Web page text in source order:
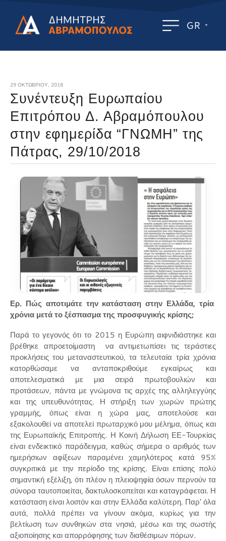
GR
29 ΟΚΤΩΒΡΊΟΥ, 2018
Συνέντευξη Ευρωπαίου
Επιτρόπου Δ. Αβραμόπουλου
στην εφημερίδα “ΓΝΩΜΗ” της
Πάτρας, 29/10/2018
Ερ. Πώς αποτιμάτε την κατάσταση στην Ελλάδα, τρία
χρόνια μετά το ξέσπασμα της προσφυγικής κρίσης;
Παρά το γεγονός ότι το 2015 η Ευρώπη αιφνιδιάστηκε και
βρέθηκε απροετοίμαστη να αντιμετωπίσει τις τεράστιες
προκλήσεις του μεταναστευτικού, τα τελευταία τρία χρόνια
κατορθώσαμε να ανταποκριθούμε εγκαίρως και
αποτελεσματικά με μια σειρά πρωτοβουλιών και
προτάσεων, πάντα με γνώμονα τις αρχές της αλληλεγγύης
και της υπευθυνότητας. Η στήριξη των χωρών πρώτης
γραμμής, όπως είναι η χώρα μας, αποτελούσε και
εξακολουθεί να αποτελεί πρωταρχικό μου μέλημα, όπως και
της Ευρωπαϊκής Επιτροπής. Η Κοινή Δήλωση ΕΕ-Τουρκίας
είναι ενδεικτικό παράδειγμα, καθώς σήμερα ο αριθμός των
ημερήσιων αφίξεων παραμένει χαμηλότερος κατά 95%
συγκριτικά με την περίοδο της κρίσης. Είναι επίσης πολύ
σημαντική εξέλιξη, ότι πλέον η πλειοψηφία όσων περνούν τα
σύνορα ταυτοποιείται, δακτυλοσκοπείται και καταγράφεται. Η
κατάσταση είναι λοιπόν και στην Ελλάδα καλύτερη. Παρ’ όλα
αυτά, πολλά πρέπει να γίνουν ακόμα, κυρίως για την
βελτίωση των συνθηκών στα νησιά, μέσω και της σωστής
αξιοποίησης και απορρόφησης των διαθέσιμων πόρων.